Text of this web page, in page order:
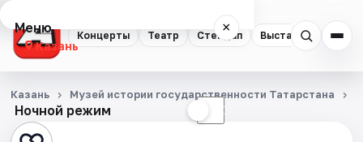
Концерты Театр Стендап Выставки
Меню ×
Казань
Концерты
Театр
Ночной режим ☾
Казань Музей истории государственности Татарстана